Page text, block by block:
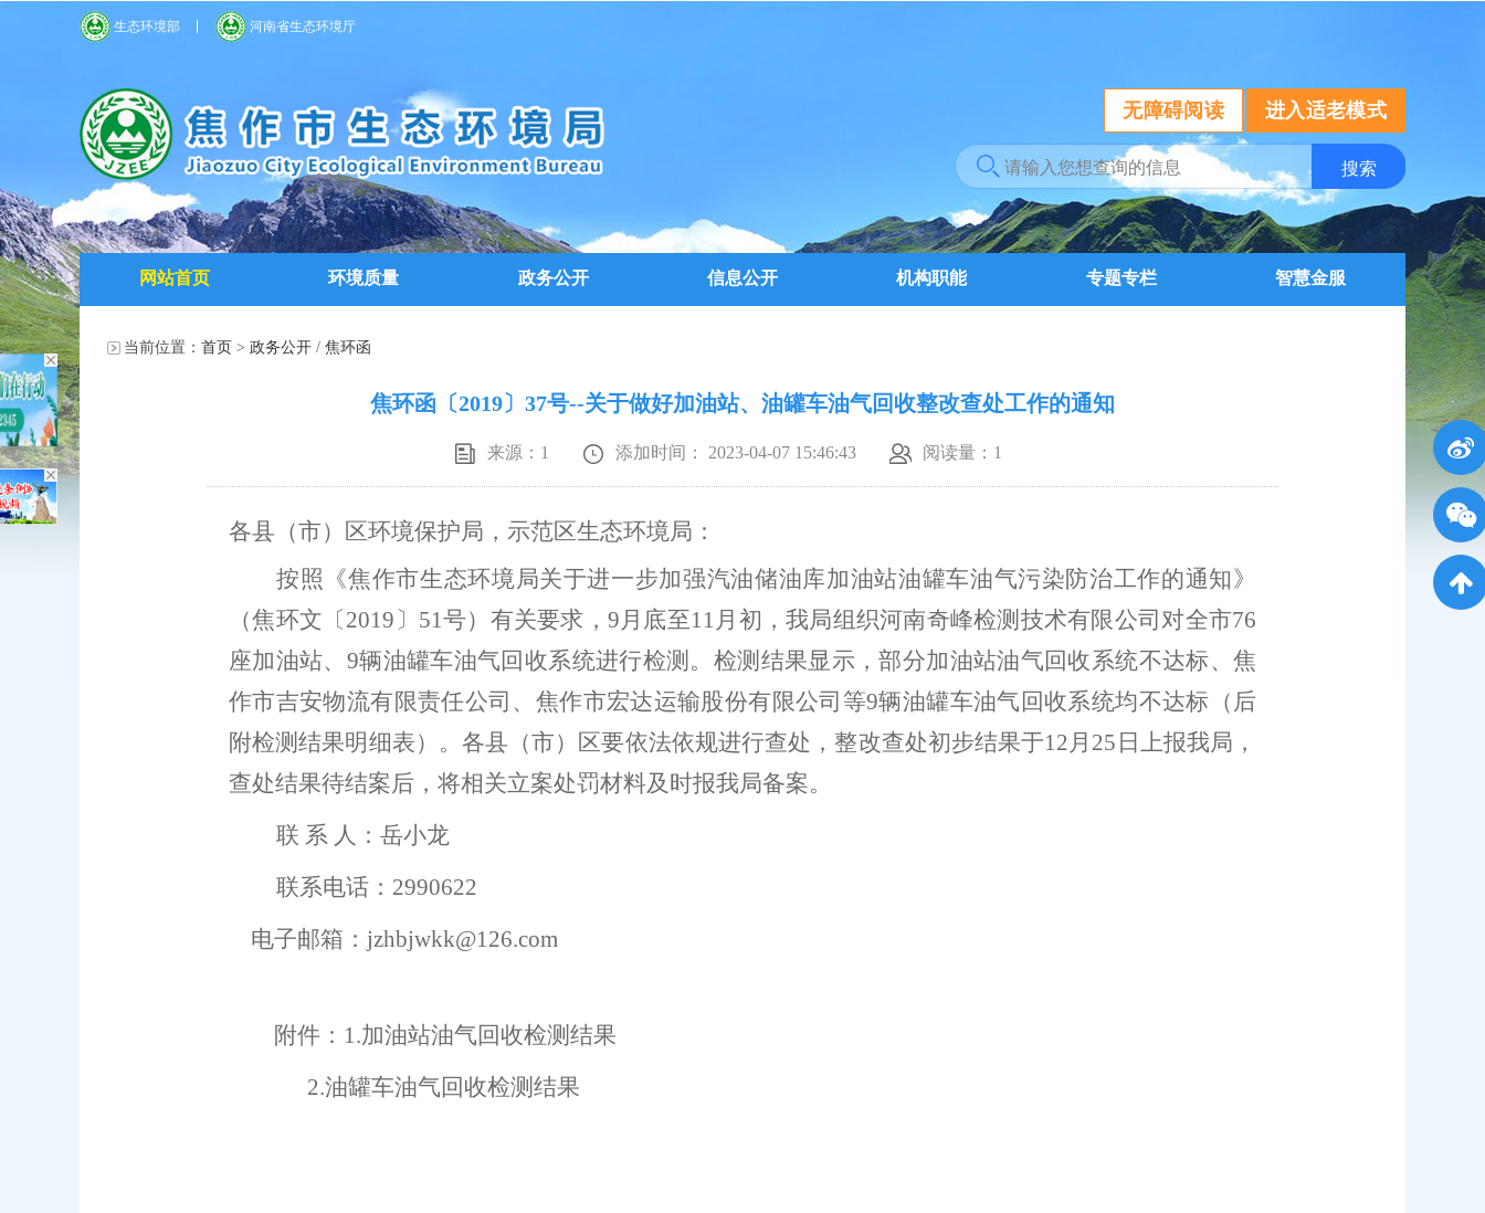
生态环境部 河南省生态环境厅
无障碍阅读 进入适老模式
网站首页 环境质量 政务公开 信息公开 机构职能 专题专栏 智慧金服
当前位置： 首页 > 政务公开 / 焦环函
焦环函〔2019〕37号--关于做好加油站、油罐车油气回收整改查处工作的通知
来源：1 添加时间： 2023-04-07 15:46:43 阅读量： 1
各县（市）区环境保护局，示范区生态环境局 ：
按照《焦作市生态环境局关于进一步加强汽油储油库加油站油罐车油气污染防治工作的通知》
（焦环文〔2019 〕 51号）有关要求， 9月底至11 月初，我局组织河南奇峰检测技术有限公司对全市76
座加油站、 9辆油罐车油气回收系统进行检测。检测结果显示，部分加油站油气回收系统不达标、焦
作市吉安物流有限责任公司、焦作市宏达运输股份有限公司等9辆油罐车油气回收系统均不达标（后
附检测结果明细表）。各县（市）区要依法依规进行查处，整改查处初步结果于12月 25 日上报我局，
查处结果待结案后，将相关立案处罚材料及时报我局备案。
联 系 人：岳小龙
联系电话： 2990622
电子邮箱： jzhbjwkk@126.com
附件： 1.加油站油气回收检测结果
2.油罐车油气回收检测结果